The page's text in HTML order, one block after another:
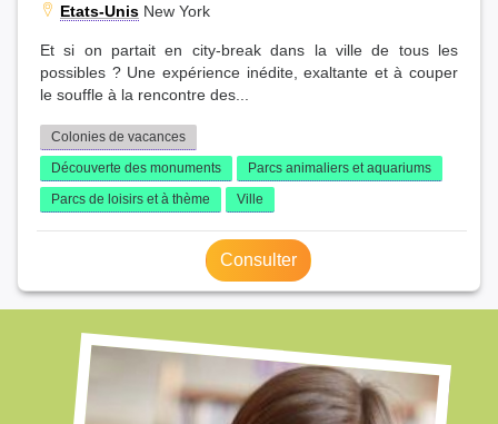
Etats-Unis New York
Et si on partait en city-break dans la ville de tous les
possibles ? Une expérience inédite, exaltante et à couper
le souffle à la rencontre des...
Colonies de vacances
Découverte des monuments
Parcs animaliers et aquariums
Parcs de loisirs et à thème
Ville
Consulter